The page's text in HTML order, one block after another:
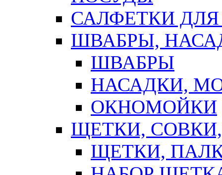
САЛФЕТКИ
ШВАБРЫ,
ШВАБРЫ
НАСАДКИ,
ОКНОМОЙКИ
ЩЕТКИ,
ЩЕТКИ,